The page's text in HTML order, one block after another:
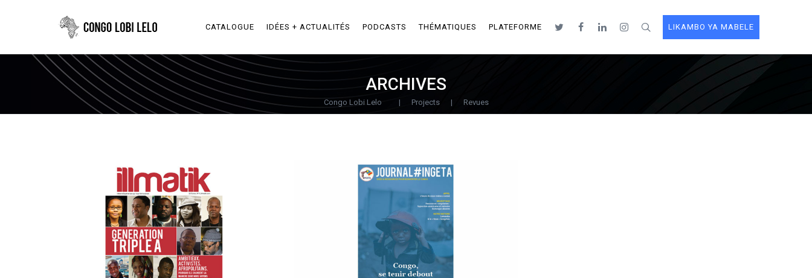
LIKAMBO YA MABELE
CATALOGUE IDÉES + ACTUALITÉS PODCASTS THÉMATIQUES PLATEFORME
ARCHIVES
Congo Lobi Lelo | Projects | Revues